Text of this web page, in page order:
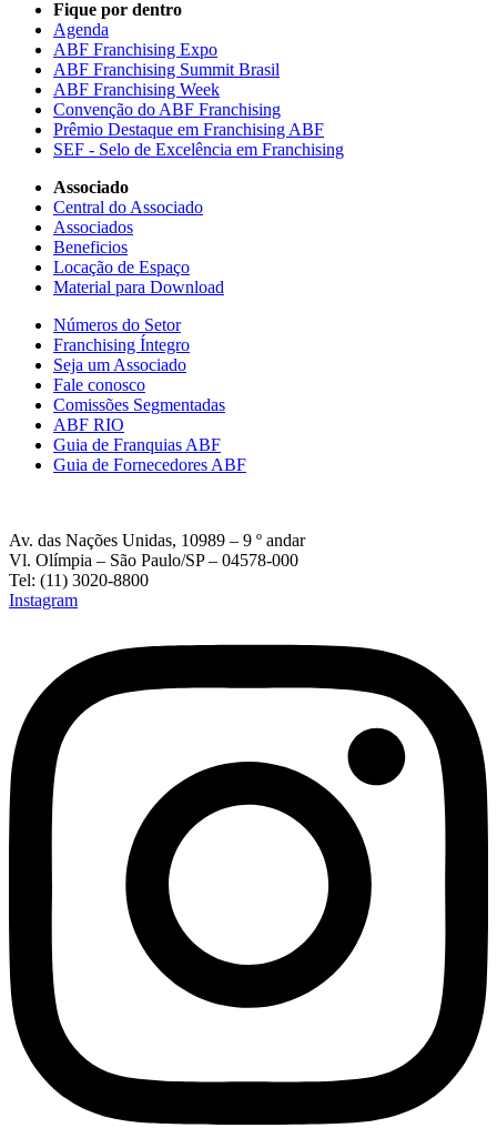
Fique por dentro
Agenda
ABF Franchising Expo
ABF Franchising Summit Brasil
ABF Franchising Week
Convenção do ABF Franchising
Prêmio Destaque em Franchising ABF
SEF - Selo de Excelência em Franchising
Associado
Central do Associado
Associados
Beneficios
Locação de Espaço
Material para Download
Números do Setor
Franchising Íntegro
Seja um Associado
Fale conosco
Comissões Segmentadas
ABF RIO
Guia de Franquias ABF
Guia de Fornecedores ABF
Av. das Nações Unidas, 10989 – 9 º andar
Vl. Olímpia – São Paulo/SP – 04578-000
Tel: (11) 3020-8800
Instagram